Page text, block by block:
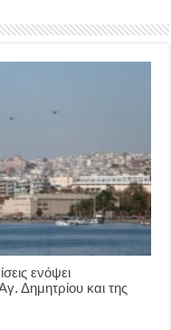
ενόψει
Δημητρίου και της